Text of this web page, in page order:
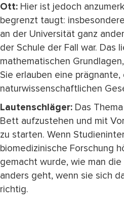
Ott: Hier ist jedoch
begrenzt taugt:
an der Universität ganz
der Schule der Fall war. Das
mathematischen
Sie erlauben eine
naturwissenschaftlichen
Lautenschläger: Das
Bett aufzustehen und mit
zu starten. Wenn
biomedizinische Forschung
gemacht wurde, wie man
anders geht, wenn sie sich
richtig.